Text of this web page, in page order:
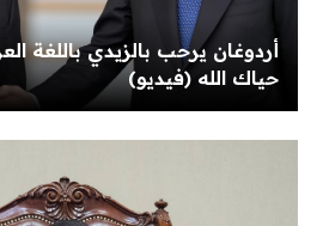
أردوغان يرحب بالزيدي باللغة
حياك الله (فيديو)